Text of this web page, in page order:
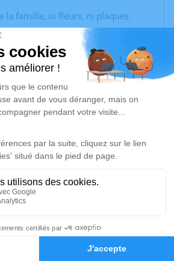
Hommages
la famille, ni fleurs, ni plaques.
utiliser cet espace pour laisser
des photos souvenirs, une
vos pensées à travers des
Cet endroit est un lieu
honorer la mémoire de Gérard
d’arbre hommage est
2025 à 14h30
Municipal de Limoges